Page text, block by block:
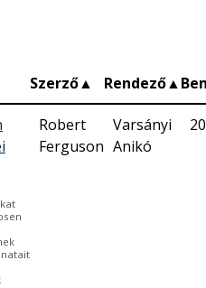
Szerző▲ Rendező▲
Robert
Ferguson
Varsányi
Anikó